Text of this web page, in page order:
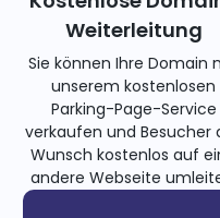
Weiterleitung
Sie können Ihre Domain
unserem kostenlosen
Parking-Page-Service
verkaufen und Besucher
Wunsch kostenlos auf
andere Webseite